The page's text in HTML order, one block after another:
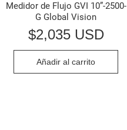
Medidor de Flujo GVI 10”-2500-
G Global Vision
$2,035 USD
Añadir al carrito